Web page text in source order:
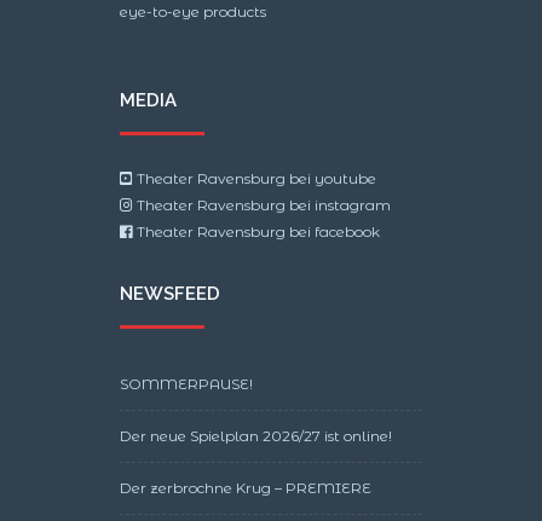
eye-to-eye products
MEDIA
Theater Ravensburg bei youtube
Theater Ravensburg bei instagram
Theater Ravensburg bei facebook
NEWSFEED
SOMMERPAUSE!
Der neue Spielplan 2026/27 ist online!
Der zerbrochne Krug – PREMIERE